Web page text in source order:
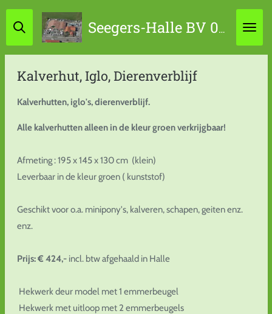
Ga
direct
naar
hoofdinhoud
Seegers-Halle BV 0314-631798 / 06-45867034
Kalverhut, Iglo, Dierenverblijf
Kalverhutten, iglo's, dierenverblijf.
Alle kalverhutten alleen in de kleur groen verkrijgbaar!
Afmeting : 195 x 145 x 130 cm (klein)
Leverbaar in de kleur groen ( kunststof)
Geschikt voor o.a. minipony's, kalveren, schapen, geiten enz.
enz.
Prijs: € 424,-incl. btw afgehaald in Halle
Hekwerk deur model met 1 emmerbeugel
Hekwerk met uitloop met 2 emmerbeugels